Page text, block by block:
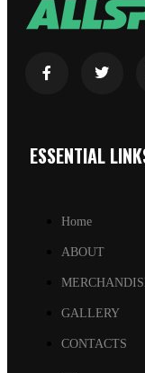
ESSENTIAL
Home
ABOUT
GALLERY
CONTACTS